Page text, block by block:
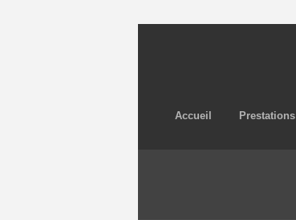
Accueil Prestations